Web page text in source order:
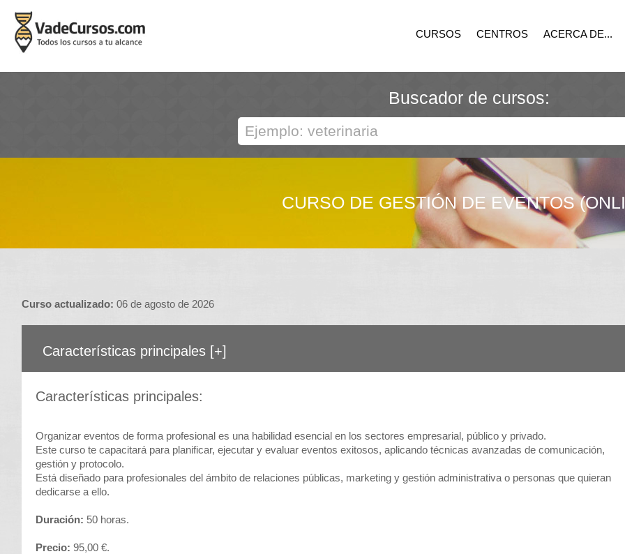
CURSOS CENTROS ACERCA DE...
Buscador de cursos:
CURSO DE GESTIÓN DE EVENTOS
Curso actualizado: 06 de agosto de 2026
Características principales [+]
Características principales:
Organizar eventos de forma profesional es una habilidad esencial en los sectores empresarial, público y privado.
Este curso te capacitará para planificar, ejecutar y evaluar eventos exitosos, aplicando técnicas avanzadas de comunicación,
gestión y protocolo.
Está diseñado para profesionales del ámbito de relaciones públicas, marketing y gestión administrativa o personas que quieran
dedicarse a ello.
Duración: 50 horas.
Precio: 95,00 €.